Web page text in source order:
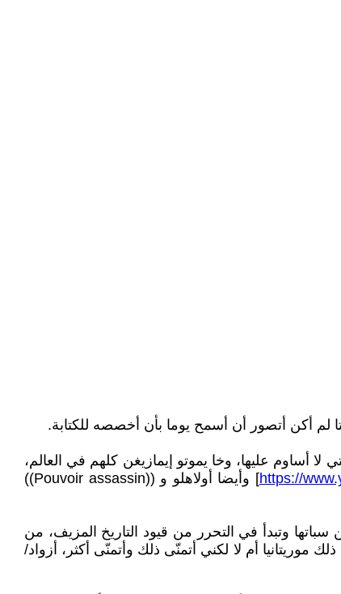
أساوم عليها، وخا يموتو إيمازيغن كلهم في العالم،
https://
] وأيضا أولاهلو و ((Pouvoir assassin))
سباتها وتبدأ في التحرر من قيود التاريخ المزيف، من
أم لا لكني أتمنّى ذلك وأتمنّى أكثر، أزواد/